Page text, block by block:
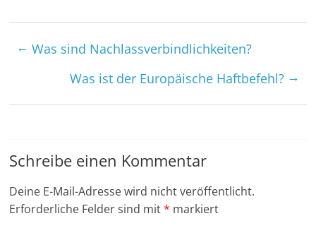
← Was sind Nach­lass­verbindlichkeiten?
Was ist der Europäische Haftbefehl? →
Schreibe einen Kommentar
Deine E-Mail-Adresse wird nicht veröffentlicht.
Erforderliche Felder sind mit* markiert